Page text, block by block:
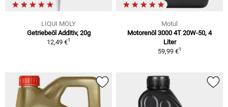
LIQUI MOLY
Getriebeöl Additiv, 20g
12,49 €1
Motul
Motorenöl 3000 4T 20W-50, 4
Liter
59,99 €1